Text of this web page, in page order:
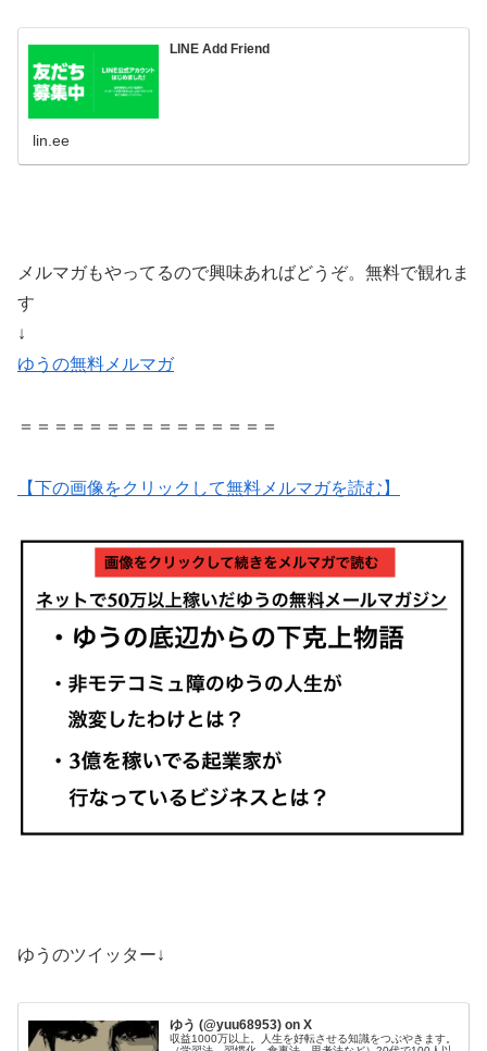
LINE Add Friend
lin.ee
メルマガもやってるので興味あればどうぞ。無料で観れま
す
↓
ゆうの無料メルマガ
＝＝＝＝＝＝＝＝＝＝＝＝＝＝＝
【下の画像をクリックして無料メルマガを読む】
ゆうのツイッター↓
ゆう (@yuu68953) on X
収益1000万以上。人生を好転させる知識をつぶやきます。